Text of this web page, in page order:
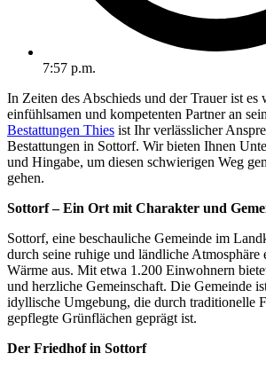
7:57 p.m.
In Zeiten des Abschieds und der Trauer ist es
einfühlsamen und kompetenten Partner an
Bestattungen Thies ist Ihr verlässlicher
Bestattungen in Sottorf. Wir bieten Ihnen
und Hingabe, um diesen schwierigen Weg
gehen.
Sottorf – Ein Ort mit Charakter und
Sottorf, eine beschauliche Gemeinde im
durch seine ruhige und ländliche Atmosphäre
Wärme aus. Mit etwa 1.200 Einwohnern
und herzliche Gemeinschaft. Die Gemeinde
idyllische Umgebung, die durch traditionelle
gepflegte Grünflächen geprägt ist.
Der Friedhof in Sottorf